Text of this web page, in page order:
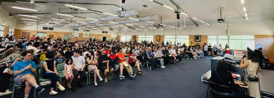
總統接受「法新社」（AFP）專訪內容
外交部長林佳龍於《外交事務》撰文指出：自由
世界 需要台灣，團結合作方能守護繁榮
外交部長林佳龍出席《台灣光華雜誌》50週年慶
「見證蛻變，分享世界的光華」開幕式，期許數
位轉 型迎向下個50年
總統主持「台美經濟繁榮夥伴對話」記者會 說
明臺美合作三大戰略方向 盼與民主夥伴共同引